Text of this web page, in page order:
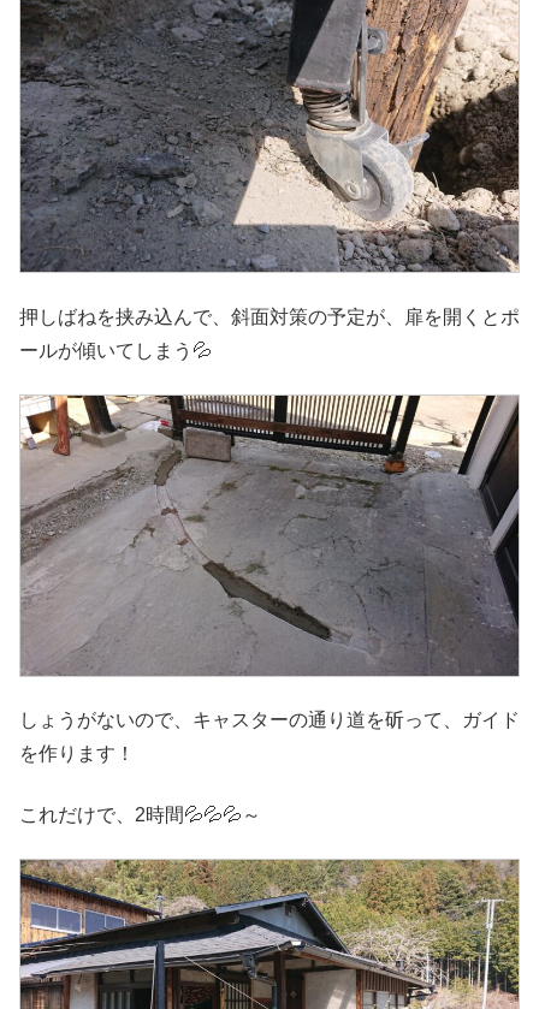
押しばねを挟み込んで、斜面対策の予定が、扉を開くとポ
ールが傾いてしまう💦
しょうがないので、キャスターの通り道を斫って、ガイド
を作ります！
これだけで、2時間💦💦💦～